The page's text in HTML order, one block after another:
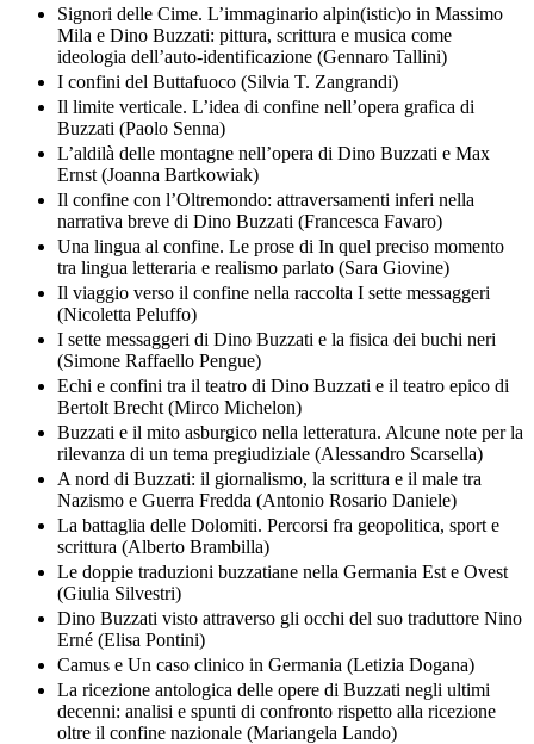
Signori delle Cime. L’immaginario alpin(istic)o in Massimo
Mila e Dino Buzzati: pittura, scrittura e musica come
ideologia dell’auto-identificazione (Gennaro Tallini)
I confini del Buttafuoco (Silvia T. Zangrandi)
Il limite verticale. L’idea di confine nell’opera grafica di
Buzzati (Paolo Senna)
L’aldilà delle montagne nell’opera di Dino Buzzati e Max
Ernst (Joanna Bartkowiak)
Il confine con l’Oltremondo: attraversamenti inferi nella
narrativa breve di Dino Buzzati (Francesca Favaro)
Una lingua al confine. Le prose di In quel preciso momento
tra lingua letteraria e realismo parlato (Sara Giovine)
Il viaggio verso il confine nella raccolta I sette messaggeri
(Nicoletta Peluffo)
I sette messaggeri di Dino Buzzati e la fisica dei buchi neri
(Simone Raffaello Pengue)
Echi e confini tra il teatro di Dino Buzzati e il teatro epico di
Bertolt Brecht (Mirco Michelon)
Buzzati e il mito asburgico nella letteratura. Alcune note per la
rilevanza di un tema pregiudiziale (Alessandro Scarsella)
A nord di Buzzati: il giornalismo, la scrittura e il male tra
Nazismo e Guerra Fredda (Antonio Rosario Daniele)
La battaglia delle Dolomiti. Percorsi fra geopolitica, sport e
scrittura (Alberto Brambilla)
Le doppie traduzioni buzzatiane nella Germania Est e Ovest
(Giulia Silvestri)
Dino Buzzati visto attraverso gli occhi del suo traduttore Nino
Erné (Elisa Pontini)
Camus e Un caso clinico in Germania (Letizia Dogana)
La ricezione antologica delle opere di Buzzati negli ultimi
decenni: analisi e spunti di confronto rispetto alla ricezione
oltre il confine nazionale (Mariangela Lando)